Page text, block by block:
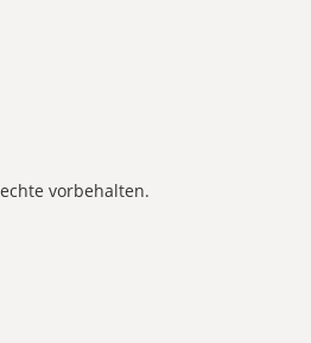
vorbehalten.